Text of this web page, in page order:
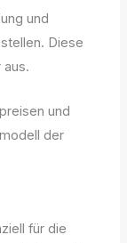
und
Diese
aus.
und
der
für die